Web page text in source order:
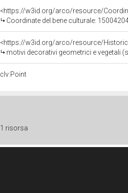
<https://w3id.org/arco/resource/
Coordinate del bene culturale:
<https://w3id.org/arco/resource/
motivi decorativi geometrici e vegetali
clv:Point
1 risorsa